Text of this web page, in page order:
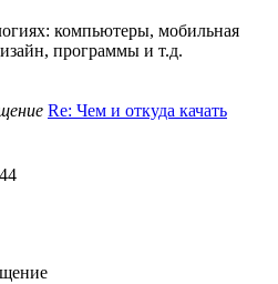
компьютеры, мобильная
программы и т.д.
Re: Чем и откуда качать